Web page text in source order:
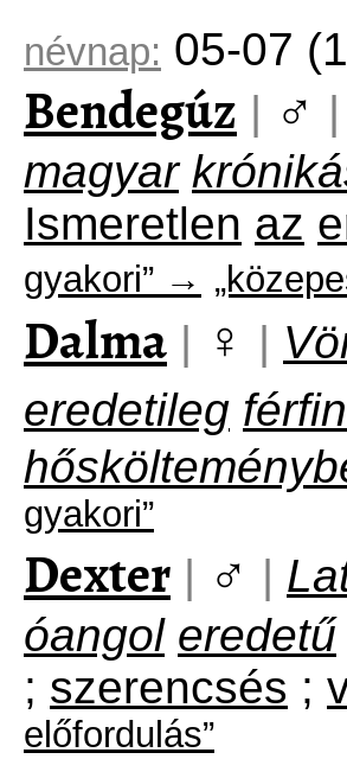
névnap: 05-07
Bendegúz | ♂ |
magyar
Ismeretlen az
gyakori” →
Dalma | ♀ |
eredetileg
gyakori”
Dexter | ♂ |
óangol eredetű
; szerencsés ;
előfordulás”